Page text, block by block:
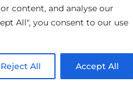
content, and analyse our
All", you consent to our use
Reject All Accept All